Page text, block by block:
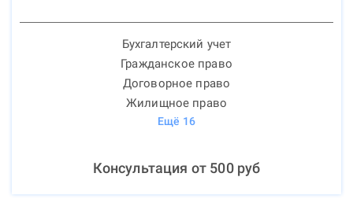
Бухгалтерский учет
Гражданское право
Договорное право
Жилищное право
Ещё 16
Консультация от 500руб